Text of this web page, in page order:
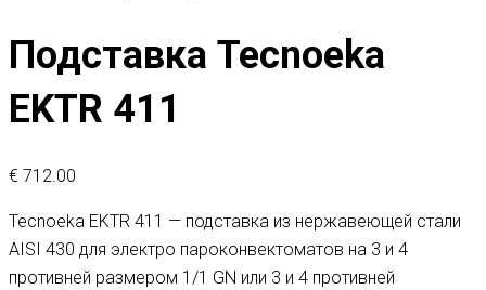
Подставка Tecnoeka
EKTR 411
€ 712.00
Tecnoeka EKTR 411 — подставка из нержавеющей стали
AISI 430 для электро пароконвектоматов на 3 и 4
противней размером 1/1 GN или 3 и 4 противней